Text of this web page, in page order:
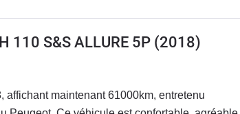
110 S&S ALLURE 5P (2018)
affichant maintenant 61000km, entretenu